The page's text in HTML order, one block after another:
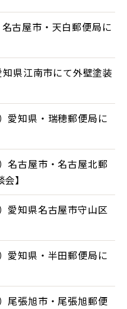
古屋市・天白郵便局に
県江南市にて外壁塗装
愛知県・瑞穂郵便局に
名古屋市・名古屋北郵
】
愛知県名古屋市守山区
愛知県・半田郵便局に
尾張旭市・尾張旭郵便